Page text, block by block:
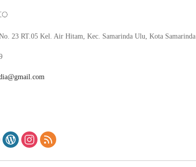
23 RT.05 Kel. Air Hitam, Kec. Samarinda Ulu, Kota Samarinda